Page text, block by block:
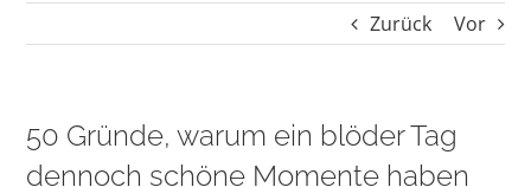
Zurück Vor
50 Gründe, warum ein blöder Tag
dennoch schöne Momente haben